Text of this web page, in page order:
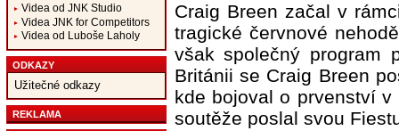
Videa od JNK Studio
Videa JNK for Competitors
Videa od Luboše Laholy
ODKAZY
Užitečné odkazy
REKLAMA
Craig Breen začal v
tragické červnové
však společný program
Británii se Craig Breen
kde bojoval o prvenství
soutěže poslal svou